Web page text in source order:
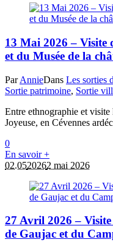
13 Mai 2026 – Visite
et du Musée de la
ParAnnieDans Les sorties
Sortie patrimoine, Sortie
Entre ethnographie et
Joyeuse, en Cévennes
0
En savoir +
02.0520262 mai 2026
27 Avril 2026 –
de Gaujac et du